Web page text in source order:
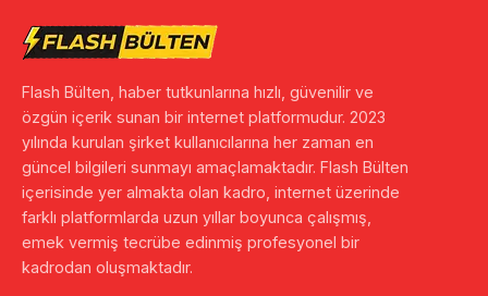
Flash Bülten, haber tutkunlarına hızlı, güvenilir ve
özgün içerik sunan bir internet platformudur. 2023
yılında kurulan şirket kullanıcılarına her zaman en
güncel bilgileri sunmayı amaçlamaktadır. Flash Bülten
içerisinde yer almakta olan kadro, internet üzerinde
farklı platformlarda uzun yıllar boyunca çalışmış,
emek vermiş tecrübe edinmiş profesyonel bir
kadrodan oluşmaktadır.